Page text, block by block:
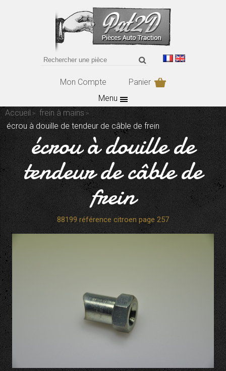
Mon Compte
Panier
Menu
Accueil
frein à mains
écrou à douille de tendeur de câble de frein
écrou à douille de
tendeur de câble de
frein
88199 référence citroen page 257